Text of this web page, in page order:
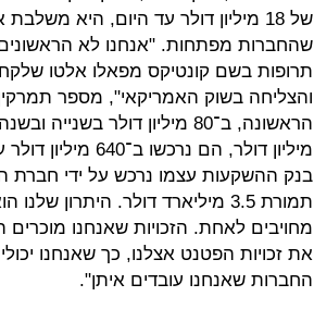
של 18 מיליון דולר עד היום, היא
שהחברות מפתחות. "אנחנו לא
תרופות בשם קונטיקס מפאלו אלטו
מיליון דולר, הם
בנק ההשקעות עצמו נרכש על ידי חברת
תמורת 3.5 מיליארד דולר.
מחויבים לאחת. הזכויות שאנחנו
את זכויות הפטנט אצלנו, כך שאנחנו
החברות שאנחנו עובדים איתן".